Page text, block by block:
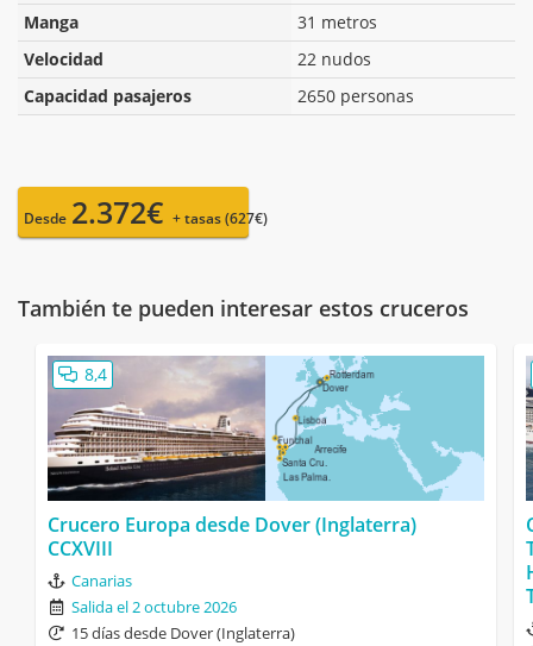
Manga
31 metros
Velocidad
22 nudos
Capacidad pasajeros
2650 personas
Desde 2.372€ + tasas (627€)
También te pueden interesar estos cruceros
8,4
Crucero Europa desde Dover (Inglaterra)
CCXVIII
Canarias
Salida el 2 octubre 2026
15 días desde Dover (Inglaterra)